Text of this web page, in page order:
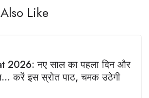
Like
2026: नए साल का पहला दिन और
करें इस स्रोत पाठ, चमक उठेगी